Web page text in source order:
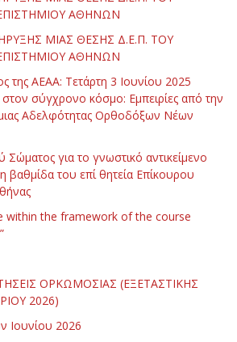
ΑΘΗΝΩΝ
ΜΙΑΣ ΘΕΣΗΣ Δ.Ε.Π. ΤΟΥ
ΑΘΗΝΩΝ
της ΑΕΑΑ: Τετάρτη 3 Ιουνίου 2025
σύγχρονο κόσμο: Εμπειρίες από την
Αδελφότητας Ορθοδόξων Νέων
Σώματος για το γνωστικό αντικείμενο
βαθμίδα του επί θητεία Επίκουρου
within the framework of the course
ΟΡΚΩΜΟΣΙΑΣ (ΕΞΕΤΑΣΤΙΚΗΣ
2026)
Ιουνίου 2026